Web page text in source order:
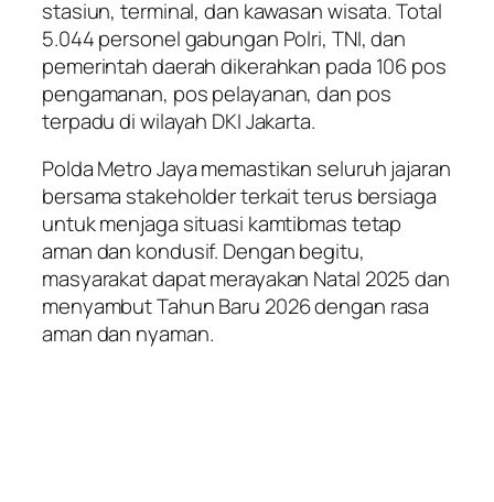
stasiun, terminal, dan kawasan wisata. Total
5.044 personel gabungan Polri, TNI, dan
pemerintah daerah dikerahkan pada 106 pos
pengamanan, pos pelayanan, dan pos
terpadu di wilayah DKI Jakarta.
Polda Metro Jaya memastikan seluruh jajaran
bersama stakeholder terkait terus bersiaga
untuk menjaga situasi kamtibmas tetap
aman dan kondusif. Dengan begitu,
masyarakat dapat merayakan Natal 2025 dan
menyambut Tahun Baru 2026 dengan rasa
aman dan nyaman.